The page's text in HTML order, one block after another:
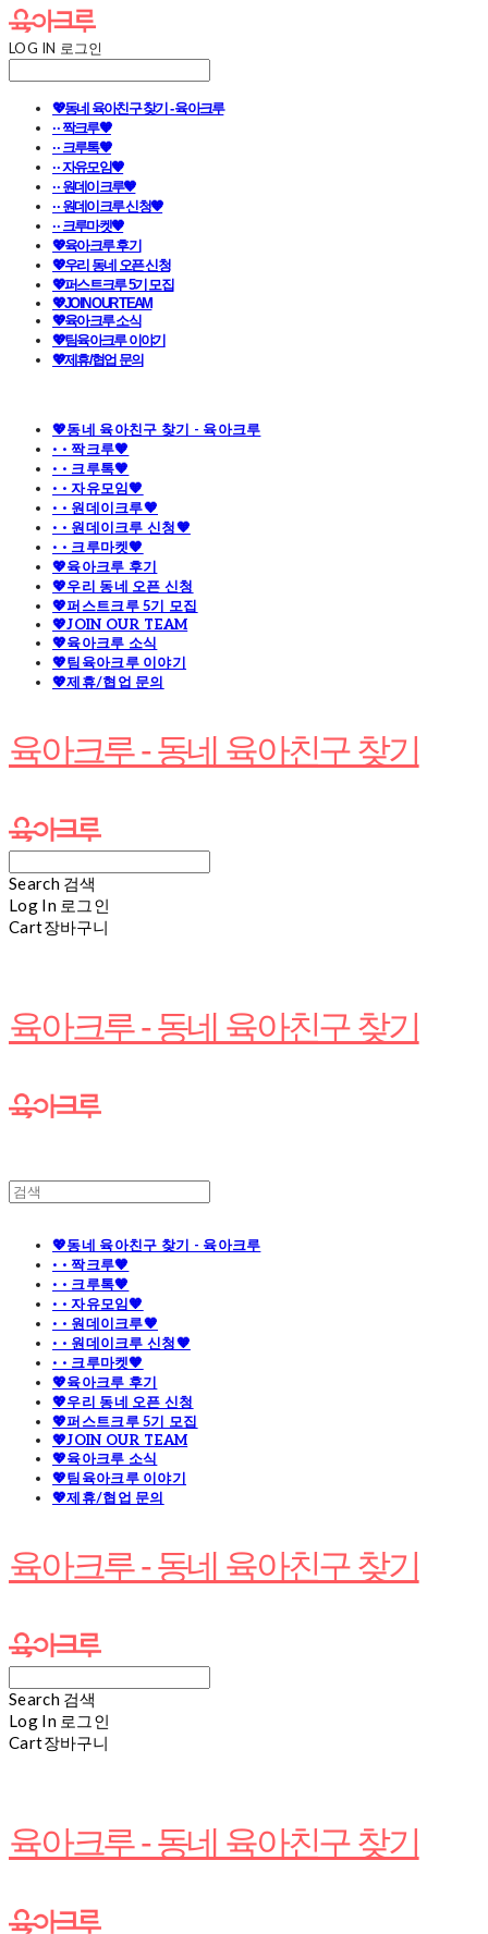
LOG IN 로그인
💖동네 육아친구 찾기 - 육아크루
· · 짝크루🧡
· · 크루톡🧡
· · 자유모임🧡
· · 원데이크루🧡
· · 원데이크루 신청🧡
· · 크루마켓🧡
💖육아크루 후기
💖우리 동네 오픈 신청
💖퍼스트크루 5기 모집
💖JOIN OUR TEAM
💖육아크루 소식
💖팀육아크루 이야기
💖제휴/협업 문의
💖동네 육아친구 찾기 - 육아크루
· · 짝크루🧡
· · 크루톡🧡
· · 자유모임🧡
· · 원데이크루🧡
· · 원데이크루 신청🧡
· · 크루마켓🧡
💖육아크루 후기
💖우리 동네 오픈 신청
💖퍼스트크루 5기 모집
💖JOIN OUR TEAM
💖육아크루 소식
💖팀육아크루 이야기
💖제휴/협업 문의
육아크루 - 동네 육아친구 찾기
Search 검색
Log In 로그인
Cart장바구니
육아크루 - 동네 육아친구 찾기
💖동네 육아친구 찾기 - 육아크루
· · 짝크루🧡
· · 크루톡🧡
· · 자유모임🧡
· · 원데이크루🧡
· · 원데이크루 신청🧡
· · 크루마켓🧡
💖육아크루 후기
💖우리 동네 오픈 신청
💖퍼스트크루 5기 모집
💖JOIN OUR TEAM
💖육아크루 소식
💖팀육아크루 이야기
💖제휴/협업 문의
육아크루 - 동네 육아친구 찾기
Search 검색
Log In 로그인
Cart장바구니
육아크루 - 동네 육아친구 찾기